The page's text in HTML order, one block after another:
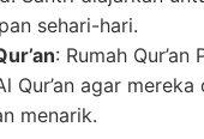
sehari-hari.
: Rumah
Qur’an agar
menarik.